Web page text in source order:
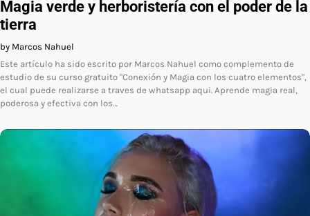
Magia verde y herboristería con el poder de la
tierra
by Marcos Nahuel
Este artículo ha sido escrito por Marcos Nahuel como complemento de
estudio de su curso gratuito "Conexión y Magia con los cuatro elementos",
el cual puede realizarse a traves de whatsapp aqui. Aprende magia real,
poderosa y efectiva con los…